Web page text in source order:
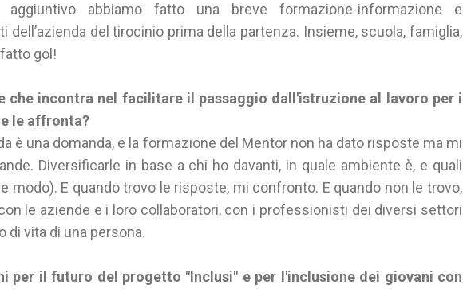
aggiuntivo abbiamo fatto una breve formazione-informazione e
del tirocinio prima della partenza. Insieme, scuola, famiglia,
gol!
che incontra nel facilitare il passaggio dall'istruzione al lavoro per i
le affronta?
è una domanda, e la formazione del Mentor non ha dato risposte ma mi
Diversificarle in base a chi ho davanti, in quale ambiente è, e quali
modo). E quando trovo le risposte, mi confronto. E quando non le trovo,
le aziende e i loro collaboratori, con i professionisti dei diversi settori
di vita di una persona.
per il futuro del progetto "Inclusi" e per l'inclusione dei giovani con